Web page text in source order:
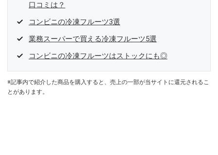
口コミは？
コンビニの冷凍フルーツ3選
業務スーパーで買える冷凍フルーツ5選
コンビニの冷凍フルーツはストックにも◎
※記事内で紹介した商品を購入すると、売上の一部が当サイトに還元されるこ
とがあります。